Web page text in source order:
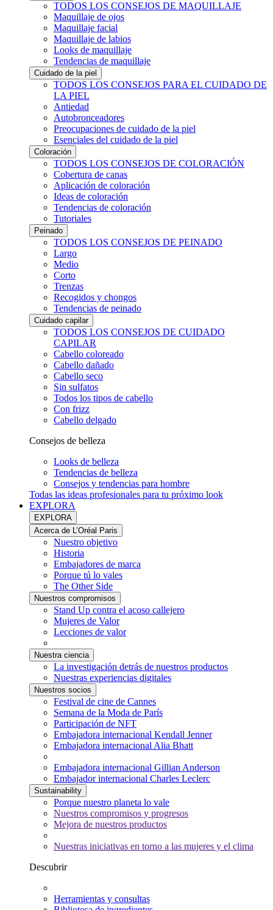
TODOS LOS CONSEJOS DE MAQUILLAJE
Maquillaje de ojos
Maquillaje facial
Maquillaje de labios
Looks de maquillaje
Tendencias de maquillaje
Cuidado de la piel
TODOS LOS CONSEJOS PARA EL CUIDADO DE
LA PIEL
Antiedad
Autobronceadores
Preocupaciones de cuidado de la piel
Esenciales del cuidado de la piel
Coloración
TODOS LOS CONSEJOS DE COLORACIÓN
Cobertura de canas
Aplicación de coloración
Ideas de coloración
Tendencias de coloración
Tutoriales
Peinado
TODOS LOS CONSEJOS DE PEINADO
Largo
Medio
Corto
Trenzas
Recogidos y chongos
Tendencias de peinado
Cuidado capilar
TODOS LOS CONSEJOS DE CUIDADO
CAPILAR
Cabello coloreado
Cabello dañado
Cabello seco
Sin sulfatos
Todos los tipos de cabello
Con frizz
Cabello delgado
Consejos de belleza
Looks de belleza
Tendencias de belleza
Consejos y tendencias para hombre
Todas las ideas profesionales para tu próximo look
EXPLORA
EXPLORA
Acerca de L’Oréal Paris
Nuestro objetivo
Historia
Embajadores de marca
Porque tú lo vales
The Other Side
Nuestros compromisos
Stand Up contra el acoso callejero
Mujeres de Valor
Lecciones de valor
Nuestra ciencia
La investigación detrás de nuestros productos
Nuestras experiencias digitales
Nuestros socios
Festival de cine de Cannes
Semana de la Moda de París
Participación de NFT
Embajadora internacional Kendall Jenner
Embajadora internacional Alia Bhatt
Embajadora internacional Gillian Anderson
Embajador internacional Charles Leclerc
Sustainability
Porque nuestro planeta lo vale
Nuestros compromisos y progresos
Mejora de nuestros productos
Nuestras iniciativas en torno a las mujeres y el clima
Descubrir
Herramientas y consultas